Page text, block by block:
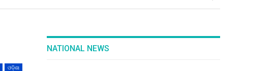
ଓଡ଼ିଶା
NATIONAL NEWS